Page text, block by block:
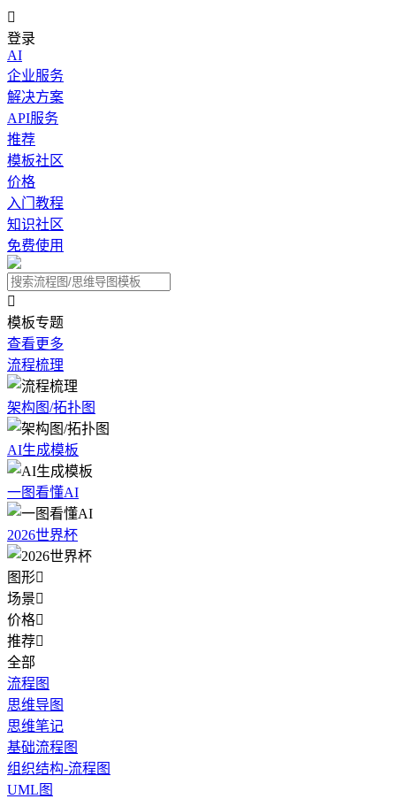

登录
AI
企业服务
解决方案
API服务
推荐
模板社区
价格
入门教程
知识社区
免费使用

模板专题
查看更多
流程梳理
架构图/拓扑图
AI生成模板
一图看懂AI
2026世界杯
图形
场景
价格
推荐
全部
流程图
思维导图
思维笔记
基础流程图
组织结构-流程图
UML图